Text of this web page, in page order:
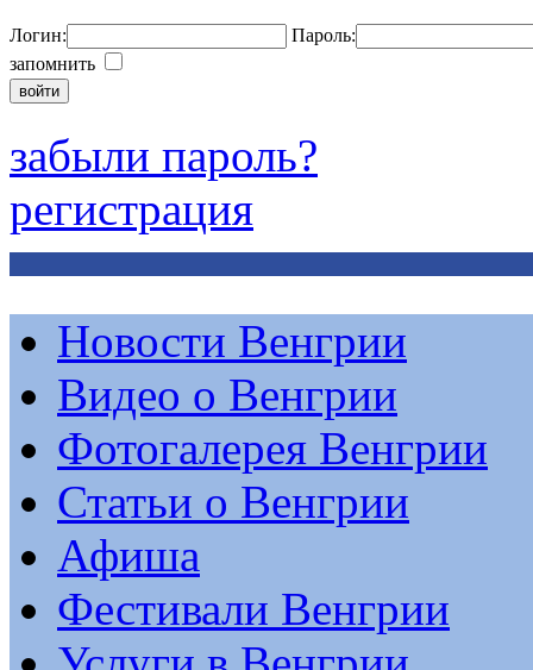
Логин:
Пароль:
запомнить
забыли пароль?
регистрация
Новости Венгрии
Видео о Венгрии
Фотогалерея Венгрии
Статьи о Венгрии
Афиша
Фестивали Венгрии